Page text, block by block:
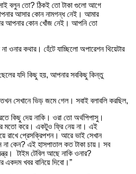
বলুন তো? ঠিকই তো টাকা গুলো আগে
আসার কোন নামগন্ধ নেই। আমার
আপনার কোন খোঁজ নেই। আপনি তো
ওনার কথার। হেঁটে যাচ্ছিলো অপারেশন থিয়েটার
যদি কিছু হয়, আপনার সবকিছু কিন্তু
সেখানে ভিড় জমে গেল। সবাই বলাবলি করছিল,
কিছু দেয় নাকি। ওরা তো অর্থপিপাসু।
মতো করে। একটুও ফ্রি নেয় না। এই
রাখে প্রেসক্রিপশন। আরে ভাই সেখান
না কেন? এই হাসপাতাল কত টাকা চায়। সব
টাইম টেবিল আছে নাকি ওনার?
খবর বানিয়ে দিবো।”